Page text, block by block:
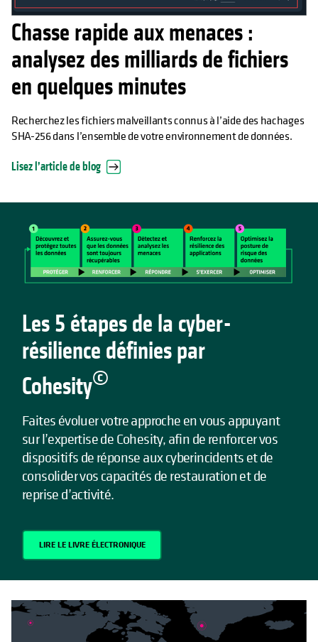
Chasse rapide aux menaces :
analysez des milliards de fichiers
en quelques minutes
Recherchez les fichiers malveillants connus à l’aide des hachages
SHA-256 dans l’ensemble de votre environnement de données.
Lisez l’article de blog
Les 5 étapes de la cyber-
résilience définies par
Cohesity©
Faites évoluer votre approche en vous appuyant
sur l’expertise de Cohesity, afin de renforcer vos
dispositifs de réponse aux cyberincidents et de
consolider vos capacités de restauration et de
reprise d’activité.
LIRE LE LIVRE ÉLECTRONIQUE
S’OUVRE DANS UN NOUVEL ONGLET